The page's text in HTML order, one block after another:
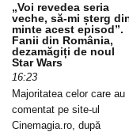
„Voi revedea seria
veche, să-mi șterg
minte acest episod”.
Fanii din România,
dezamăgiți de noul
Star Wars
16:23
Majoritatea celor care au
comentat pe site-ul
Cinemagia.ro, după